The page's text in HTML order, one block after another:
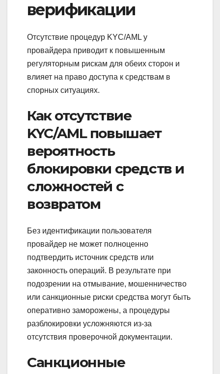
верификации
Отсутствие процедур KYC/AML у
провайдера приводит к повышенным
регуляторным рискам для обеих сторон и
влияет на право доступа к средствам в
спорных ситуациях.
Как отсутствие
KYC/AML повышает
вероятность
блокировки средств и
сложностей с
возвратом
Без идентификации пользователя
провайдер не может полноценно
подтвердить источник средств или
законность операций. В результате при
подозрении на отмывание, мошенничество
или санкционные риски средства могут быть
оперативно заморожены, а процедуры
разблокировки усложняются из‑за
отсутствия проверочной документации.
Санкционные